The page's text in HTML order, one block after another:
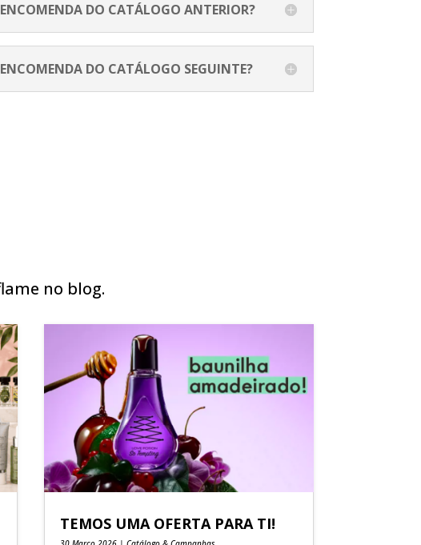
ENCOMENDA DO CATÁLOGO ANTERIOR?
DO CATÁLOGO SEGUINTE?
no blog.
TEMOS UMA OFERTA PARA TI!